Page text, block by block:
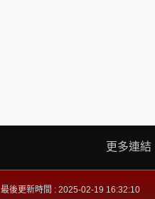
更多連結
最後更新時間 : 2025-02-19 16:32:10